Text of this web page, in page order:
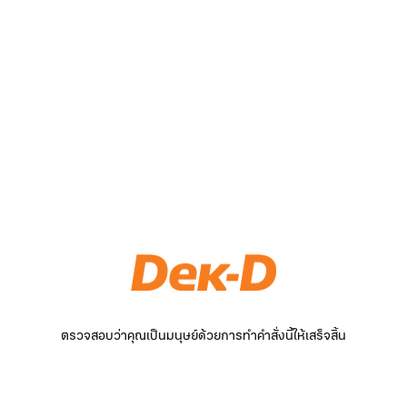
ตรวจสอบว่าคุณเป็นมนุษย์ด้วยการทำคำสั่งนี้ให้เสร็จสิ้น